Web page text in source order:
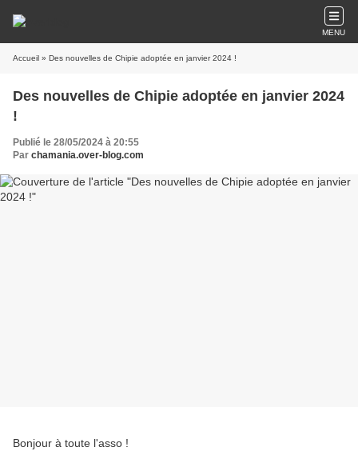
MENU
Accueil » Des nouvelles de Chipie adoptée en janvier 2024 !
Des nouvelles de Chipie adoptée en janvier 2024
!
Publié le 28/05/2024 à 20:55
Par chamania.over-blog.com
Bonjour à toute l'asso !